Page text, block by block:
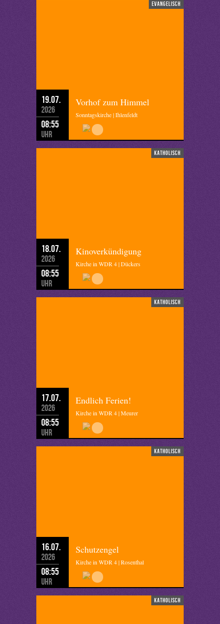
evangelisch
19.07.
2026
08:55
Uhr
Vorhof zum Himmel
Sonntagskirche | Ihlenfeldt
katholisch
18.07.
2026
08:55
Uhr
Kinoverkündigung
Kirche in WDR 4 | Dückers
katholisch
17.07.
2026
08:55
Uhr
Endlich Ferien!
Kirche in WDR 4 | Meurer
katholisch
16.07.
2026
08:55
Uhr
Schutzengel
Kirche in WDR 4 | Rosenthal
katholisch